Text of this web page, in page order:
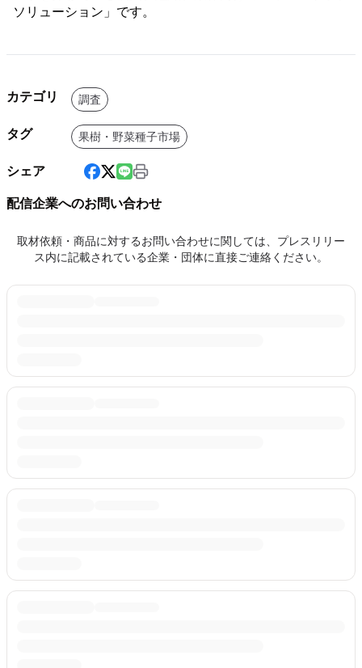
ソリューション」です。
カテゴリ 調査
タグ 果樹・野菜種子市場
シェア
配信企業へのお問い合わせ
取材依頼・商品に対するお問い合わせに関しては、プレスリリー
ス内に記載されている企業・団体に直接ご連絡ください。